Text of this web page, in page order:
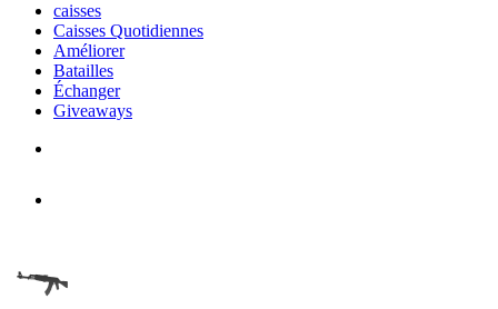
caisses
Caisses Quotidiennes
Améliorer
Batailles
Échanger
Giveaways